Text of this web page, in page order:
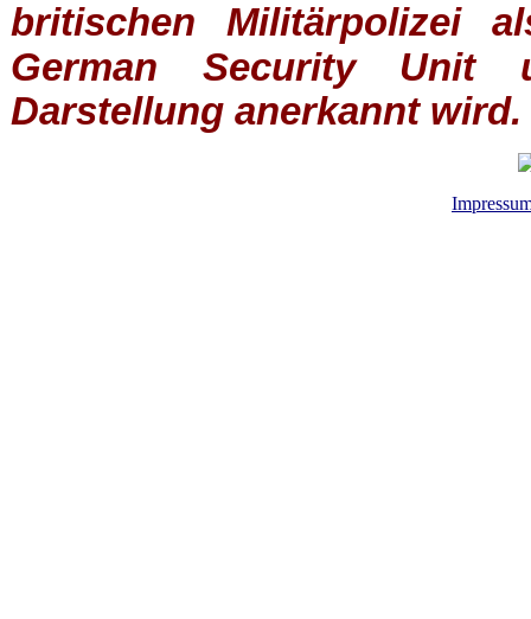
britischen
Militärpolizei
German Security Unit
Darstellung anerkannt wird.